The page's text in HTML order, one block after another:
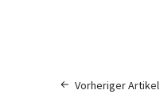
Vorheriger Artikel